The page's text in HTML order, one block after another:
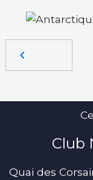
Club
Quai des